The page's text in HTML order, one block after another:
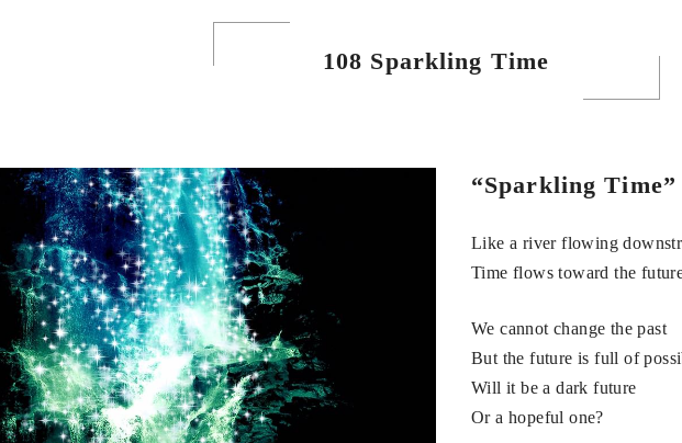
108 Sparkling Time
“Sparkling Time”
Like a river flowing
Time flows toward the
We cannot change the past
But the future is full of
Will it be a dark future
Or a hopeful one?